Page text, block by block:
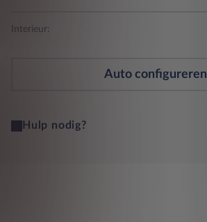
Interieur:
Auto configureren
Hulp nodig?